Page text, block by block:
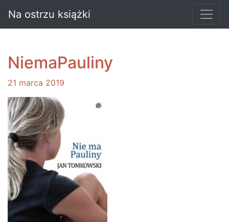
Na ostrzu książki
NiemaPauliny
21 marca 2019